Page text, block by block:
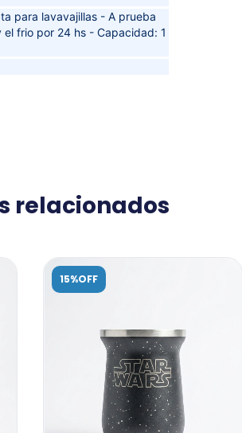
para lavavajillas - A prueba
frio por 24 hs - Capacidad: 1
relacionados
15%OFF